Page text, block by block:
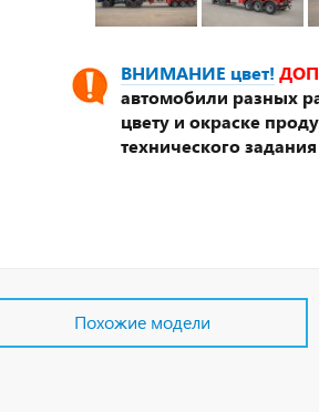
ВНИМАНИЕ цвет!
автомобили разных
цвету и окраске
технического
Похожие модели